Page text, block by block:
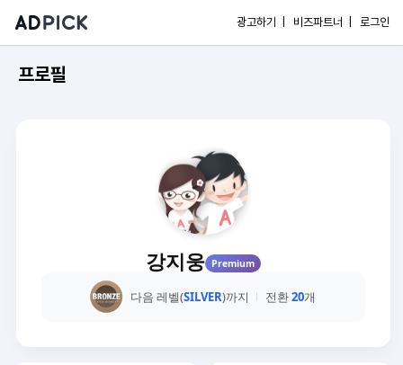
광고하기 | 비즈파트너 | 로그인
프로필
강지웅 Premium
다음 레벨(SILVER)까지 전환20개